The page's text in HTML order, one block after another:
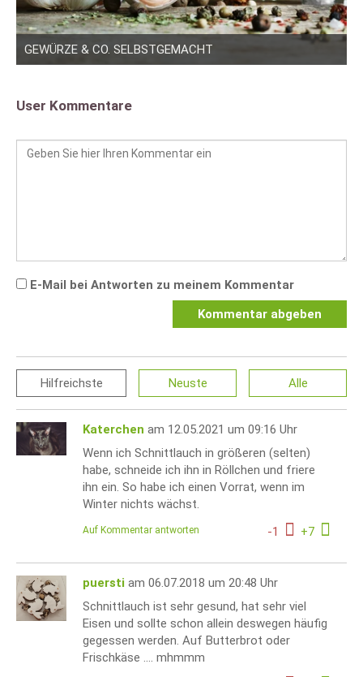
GEWÜRZE & CO. SELBSTGEMACHT
User Kommentare
E-Mail bei Antworten zu meinem Kommentar
Kommentar abgeben
Hilfreichste Neuste Alle
Katerchen am 12.05.2021 um 09:16 Uhr
Wenn ich Schnittlauch in größeren (selten)
habe, schneide ich ihn in Röllchen und friere
ihn ein. So habe ich einen Vorrat, wenn im
Winter nichts wächst.
-1 +7
Auf Kommentar antworten
puersti am 06.07.2018 um 20:48 Uhr
Schnittlauch ist sehr gesund, hat sehr viel
Eisen und sollte schon allein deswegen häufig
gegessen werden. Auf Butterbrot oder
Frischkäse .... mhmmm